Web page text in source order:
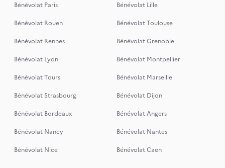
Bénévolat Paris
Bénévolat Lille
Bénévolat Rouen
Bénévolat Toulouse
Bénévolat Rennes
Bénévolat Grenoble
Bénévolat Lyon
Bénévolat Montpellier
Bénévolat Tours
Bénévolat Marseille
Bénévolat Strasbourg
Bénévolat Dijon
Bénévolat Bordeaux
Bénévolat Angers
Bénévolat Nancy
Bénévolat Nantes
Bénévolat Nice
Bénévolat Caen